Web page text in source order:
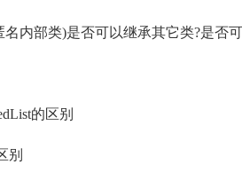
名内部类)是否可以继承其它类?是否
的区别
别